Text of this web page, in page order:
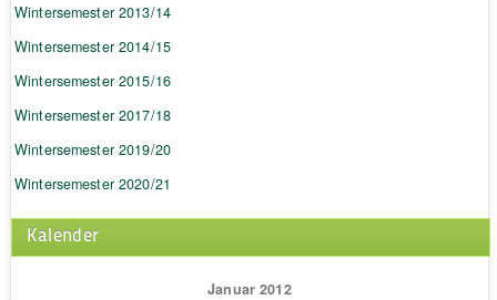
Wintersemester 2013/14
Wintersemester 2014/15
Wintersemester 2015/16
Wintersemester 2017/18
Wintersemester 2019/20
Wintersemester 2020/21
Kalender
Januar 2012